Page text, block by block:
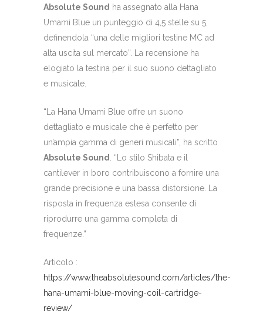
Absolute Sound ha assegnato alla Hana
Umami Blue un punteggio di 4,5 stelle su 5,
definendola “una delle migliori testine MC ad
alta uscita sul mercato”. La recensione ha
elogiato la testina per il suo suono dettagliato
e musicale.
“La Hana Umami Blue offre un suono
dettagliato e musicale che è perfetto per
un’ampia gamma di generi musicali”, ha scritto
Absolute Sound
. “Lo stilo Shibata e il
cantilever in boro contribuiscono a fornire una
grande precisione e una bassa distorsione. La
risposta in frequenza estesa consente di
riprodurre una gamma completa di
frequenze.”
Articolo :
https://www.theabsolutesound.com/articles/the-
hana-umami-blue-moving-coil-cartridge-
review/